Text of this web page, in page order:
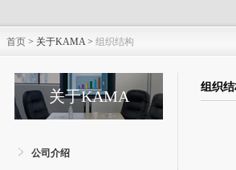
首页> 关于KAMA > 组织结构
关于KAMA
公司介绍
组织